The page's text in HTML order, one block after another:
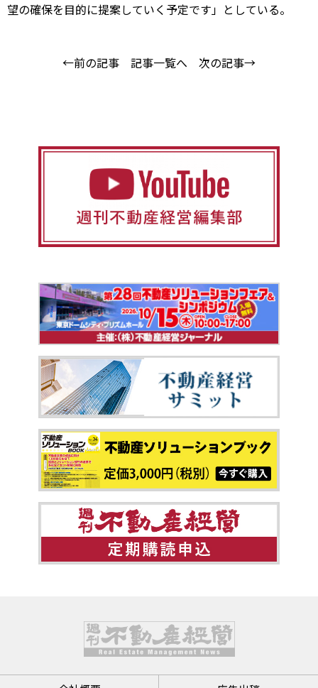
望の確保を目的に提案していく予定です」としている。
←前の記事 記事一覧へ 次の記事→